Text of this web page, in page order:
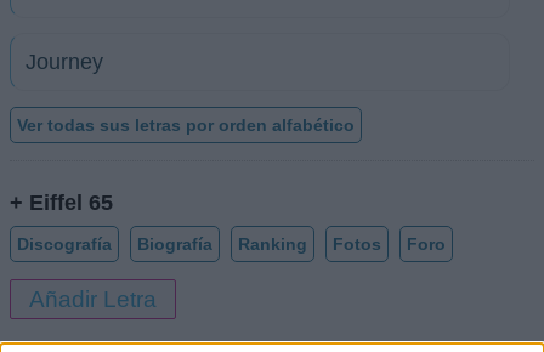
Journey
Ver todas sus letras por orden alfabético
+ Eiffel 65
Discografía Biografía Ranking Fotos Foro
Añadir Letra